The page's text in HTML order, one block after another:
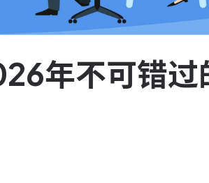
年不可错